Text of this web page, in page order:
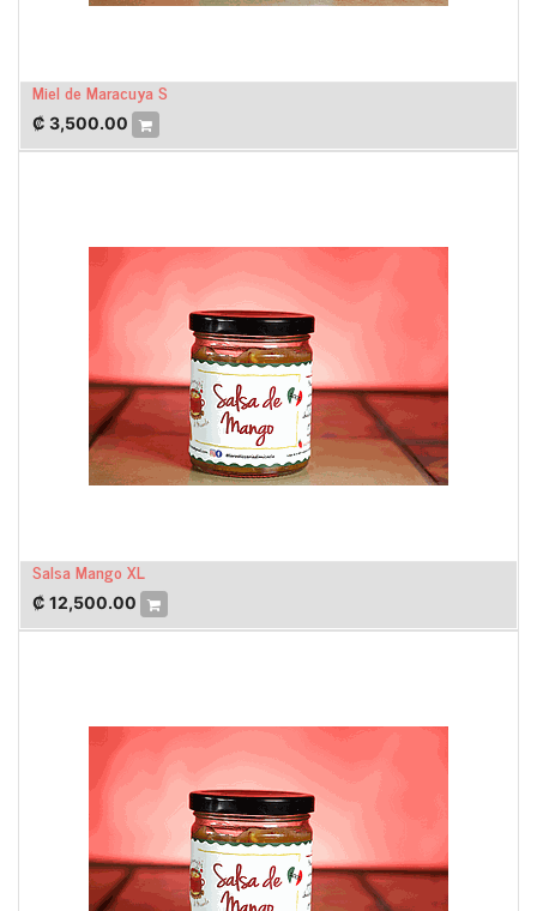
Miel de Maracuya S
₡ 3,500.00
Salsa Mango XL
₡ 12,500.00